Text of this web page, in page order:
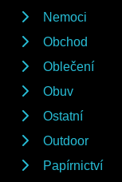
Nemoci
Obchod
Oblečení
Obuv
Ostatní
Outdoor
Papírnictví